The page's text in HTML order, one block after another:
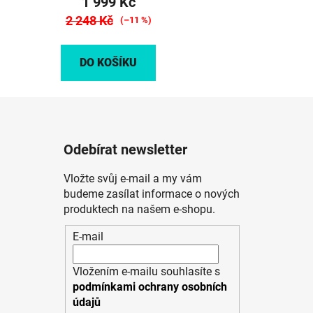
2 248 Kč (–11 %)
DO KOŠÍKU
Odebírat newsletter
Vložte svůj e-mail a my vám
budeme zasílat informace o nových
produktech na našem e-shopu.
E-mail
Vložením e-mailu souhlasíte s
podmínkami ochrany osobních
údajů